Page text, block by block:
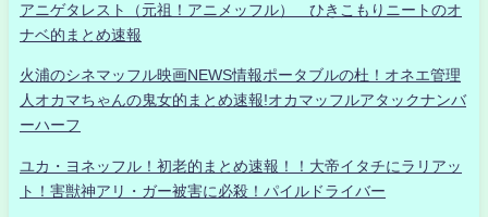
アニゲタレスト（元祖！アニメッフル） ひきこもりニートのオ
ナベ的まとめ速報
火浦のシネマッフル映画NEWS情報ポータブルの杜！オネエ管理
人オカマちゃんの鬼女的まとめ速報!オカマッフルアタックナンバ
ーハーフ
ユカ・ヨネッフル！初老的まとめ速報！！大帝イタチにラリアッ
ト！害獣神アリ・ガー被害に必殺！パイルドライバー